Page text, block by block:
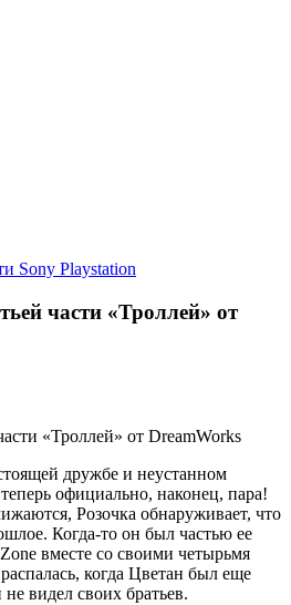
Sony Playstation
части «Троллей» от
«Троллей» от DreamWorks
дружбе и неустанном
официально, наконец, пара!
Розочка обнаруживает, что
Когда-то он был частью ее
вместе со своими четырьмя
когда Цветан был еще
видел своих братьев.